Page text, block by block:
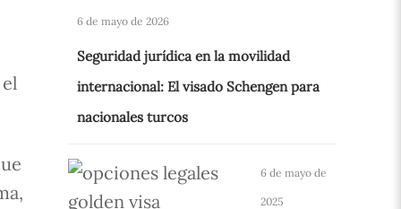
6 de mayo de 2026
Seguridad jurídica en la movilidad
internacional: El visado Schengen para
nacionales turcos
6 de mayo de
2025